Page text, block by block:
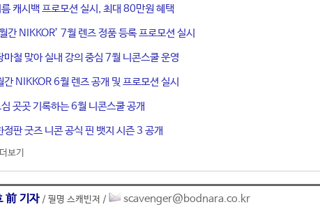
캐시백 프로모션 실시, 최대 80만원 혜택
간 NIKKOR’ 7월 렌즈 정품 등록 프로모션 실시
철 맞아 실내 강의 중심 7월 니콘스쿨 운영
NIKKOR 6월 렌즈 공개 및 프로모션 실시
곳곳 기록하는 6월 니콘스쿨 공개
판 굿즈 니콘 공식 핀 뱃지 시즌 3 공개
보기
前 기자 / 필명 스캐빈저 / scavenger@bodnara.co.kr